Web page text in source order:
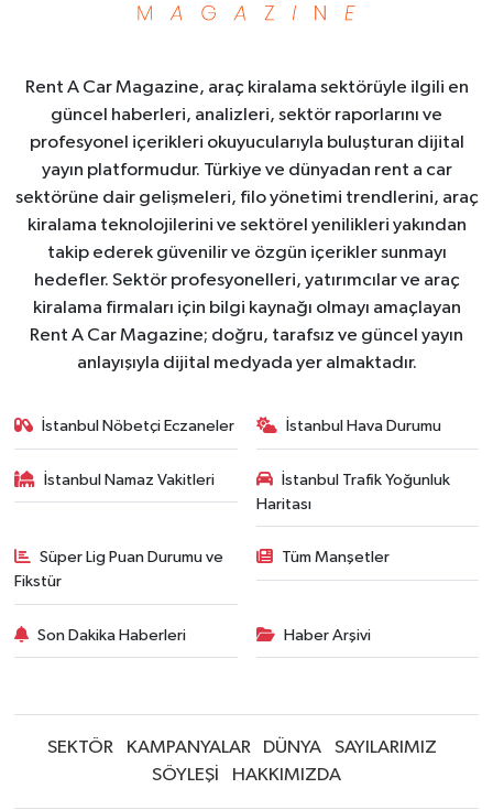
Rent A Car Magazine, araç kiralama sektörüyle ilgili en
güncel haberleri, analizleri, sektör raporlarını ve
profesyonel içerikleri okuyucularıyla buluşturan dijital
yayın platformudur. Türkiye ve dünyadan rent a car
sektörüne dair gelişmeleri, filo yönetimi trendlerini, araç
kiralama teknolojilerini ve sektörel yenilikleri yakından
takip ederek güvenilir ve özgün içerikler sunmayı
hedefler. Sektör profesyonelleri, yatırımcılar ve araç
kiralama firmaları için bilgi kaynağı olmayı amaçlayan
Rent A Car Magazine; doğru, tarafsız ve güncel yayın
anlayışıyla dijital medyada yer almaktadır.
İstanbul Nöbetçi Eczaneler İstanbul Hava Durumu
İstanbul Namaz Vakitleri
İstanbul Trafik Yoğunluk
Haritası
Süper Lig Puan Durumu ve
Fikstür
Tüm Manşetler
Son Dakika Haberleri Haber Arşivi
SEKTÖR KAMPANYALAR DÜNYA
SAYILARIMIZ
SÖYLEŞİ
HAKKIMIZDA